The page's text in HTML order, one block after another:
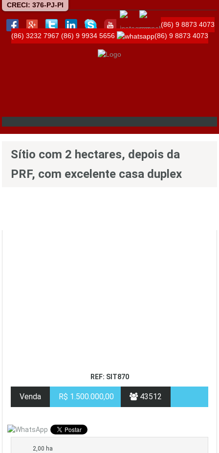
CRECI: 376-PJ-PI
(86) 9 8873 4073
(86) 3232 7967 (86) 9 9934 5656 (86) 9 8873 4073
Sítio com 2 hectares, depois da
PRF, com excelente casa duplex
REF: SIT870
Venda R$ 1.500.000,00 43512
2,00 ha